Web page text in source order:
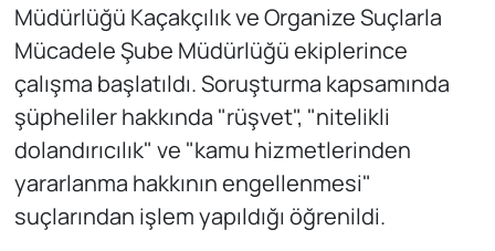
Müdürlüğü Kaçakçılık ve Organize Suçlarla
Mücadele Şube Müdürlüğü ekiplerince
çalışma başlatıldı. Soruşturma kapsamında
şüpheliler hakkında "rüşvet", "nitelikli
dolandırıcılık" ve "kamu hizmetlerinden
yararlanma hakkının engellenmesi"
suçlarından işlem yapıldığı öğrenildi.